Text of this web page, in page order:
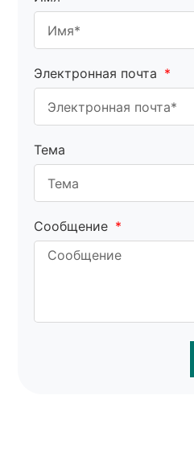
Электронная почта
Тема
Сообщение